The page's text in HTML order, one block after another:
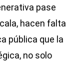
pase
hacen falta
pública que la
no solo